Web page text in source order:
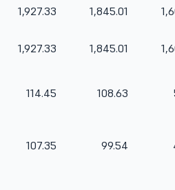
1,927.33 1,845.01
1,927.33 1,845.01
114.45 108.63
107.35 99.54